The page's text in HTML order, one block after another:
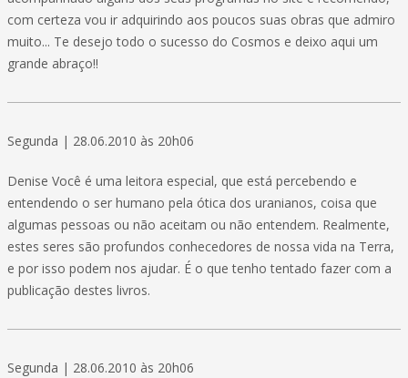
com certeza vou ir adquirindo aos poucos suas obras que admiro
muito... Te desejo todo o sucesso do Cosmos e deixo aqui um
grande abraço!!
Segunda | 28.06.2010 às 20h06
Denise Você é uma leitora especial, que está percebendo e
entendendo o ser humano pela ótica dos uranianos, coisa que
algumas pessoas ou não aceitam ou não entendem. Realmente,
estes seres são profundos conhecedores de nossa vida na Terra,
e por isso podem nos ajudar. É o que tenho tentado fazer com a
publicação destes livros.
Segunda | 28.06.2010 às 20h06